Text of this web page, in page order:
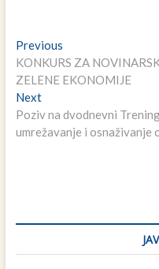
Navigacija
članaka
PreviousPrevious
post:
KONKURS ZA
ZELENE EKONOMIJE
NextNext
post:
Poziv na dvodnevni
umrežavanje i osnaživanje